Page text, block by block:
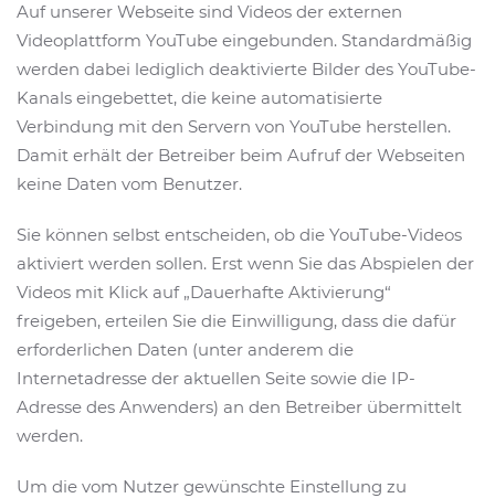
Auf unserer Webseite sind Videos der externen
Videoplattform YouTube eingebunden. Standardmäßig
werden dabei lediglich deaktivierte Bilder des YouTube-
Kanals eingebettet, die keine automatisierte
Verbindung mit den Servern von YouTube herstellen.
Damit erhält der Betreiber beim Aufruf der Webseiten
keine Daten vom Benutzer.
Sie können selbst entscheiden, ob die YouTube-Videos
aktiviert werden sollen. Erst wenn Sie das Abspielen der
Videos mit Klick auf „Dauerhafte Aktivierung“
freigeben, erteilen Sie die Einwilligung, dass die dafür
erforderlichen Daten (unter anderem die
Internetadresse der aktuellen Seite sowie die IP-
Adresse des Anwenders) an den Betreiber übermittelt
werden.
Um die vom Nutzer gewünschte Einstellung zu